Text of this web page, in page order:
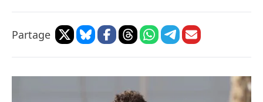
Partage